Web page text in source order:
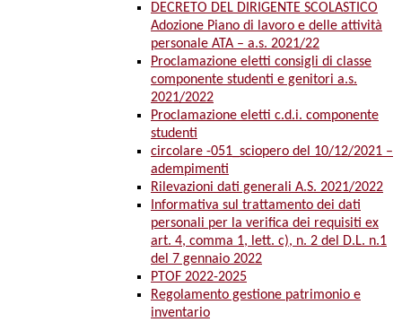
DECRETO DEL DIRIGENTE SCOLASTICO
Adozione Piano di lavoro e delle attività
personale ATA – a.s. 2021/22
Proclamazione eletti consigli di classe
componente studenti e genitori a.s.
2021/2022
Proclamazione eletti c.d.i. componente
studenti
circolare -051_sciopero del 10/12/2021 –
adempimenti
Rilevazioni dati generali A.S. 2021/2022
Informativa sul trattamento dei dati
personali per la verifica dei requisiti ex
art. 4, comma 1, lett. c), n. 2 del D.L. n.1
del 7 gennaio 2022
PTOF 2022-2025
Regolamento gestione patrimonio e
inventario